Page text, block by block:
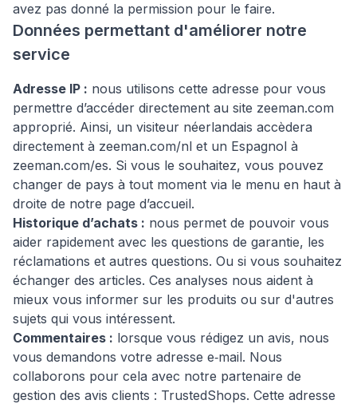
avez pas donné la permission pour le faire.
Données permettant d'améliorer notre
service
Adresse IP : nous utilisons cette adresse pour vous
permettre d’accéder directement au site zeeman.com
approprié. Ainsi, un visiteur néerlandais accèdera
directement à zeeman.com/nl et un Espagnol à
zeeman.com/es. Si vous le souhaitez, vous pouvez
changer de pays à tout moment via le menu en haut à
droite de notre page d’accueil.
Historique d’achats : nous permet de pouvoir vous
aider rapidement avec les questions de garantie, les
réclamations et autres questions. Ou si vous souhaitez
échanger des articles. Ces analyses nous aident à
mieux vous informer sur les produits ou sur d'autres
sujets qui vous intéressent.
Commentaires : lorsque vous rédigez un avis, nous
vous demandons votre adresse e‑mail. Nous
collaborons pour cela avec notre partenaire de
gestion des avis clients : TrustedShops. Cette adresse